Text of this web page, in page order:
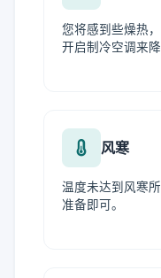
您将感到些燥热
开启制冷空调来
风寒
温度未达到风寒
准备即可。